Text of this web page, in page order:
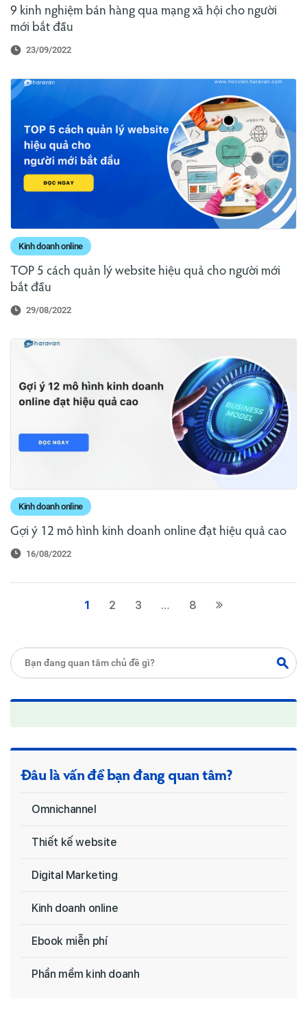
9 kinh nghiệm bán hàng qua mạng xã hội cho người
mới bắt đầu
23/09/2022
Kinh doanh online
TOP 5 cách quản lý website hiệu quả cho người mới
bắt đầu
29/08/2022
Kinh doanh online
Gợi ý 12 mô hình kinh doanh online đạt hiệu quả cao
16/08/2022
1 2 3 … 8
Đâu là vấn đề bạn đang quan tâm?
Omnichannel
Thiết kế website
Digital Marketing
Kinh doanh online
Ebook miễn phí
Phần mềm kinh doanh